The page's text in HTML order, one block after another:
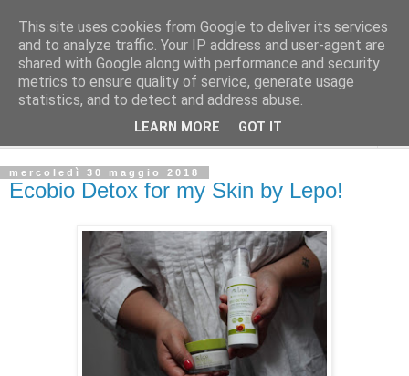
La Gatta Rosa Blog
By Marta Bardelli
mercoledì 30 maggio 2018
Ecobio Detox for my Skin by Lepo!
This site uses cookies from Google to deliver its services
and to analyze traffic. Your IP address and user-agent are
shared with Google along with performance and security
metrics to ensure quality of service, generate usage
statistics, and to detect and address abuse.
LEARN MORE GOT IT